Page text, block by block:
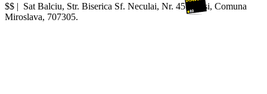
$$ | Sat Balciu, Str. Biserica Sf. Neculai, Nr. 45R Iasi, Comuna
Miroslava, 707305.